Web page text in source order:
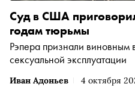
Иван Адоньев 4 октября
Суд в США
годам тюрьмы
Рэпера признали виновным
сексуальной эксплуатации